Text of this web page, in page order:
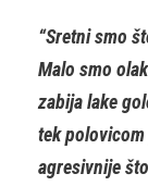
“Sretni smo
Malo smo
zabija lake
tek
agresivnije